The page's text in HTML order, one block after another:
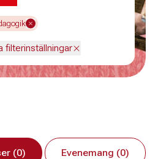
filterinställningar
(0) Evenemang (0)